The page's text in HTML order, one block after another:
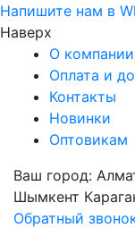
Напишите нам в
Наверх
О компании
Оплата и
Контакты
Новинки
Оптовикам
Ваш город:
Шымкент
Обратный